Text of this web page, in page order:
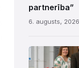
partnerība”
6. augusts,